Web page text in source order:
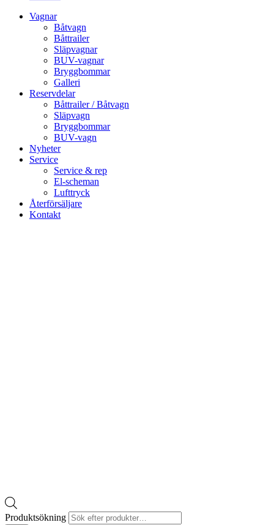
Vagnar
Båtvagn
Båttrailer
Släpvagnar
BUV-vagnar
Bryggbommar
Galleri
Reservdelar
Båttrailer / Båtvagn
Släpvagn
Bryggbommar
BUV-vagn
Nyheter
Service
Service & rep
El-scheman
Lufttryck
Återförsäljare
Kontakt
Produktsökning